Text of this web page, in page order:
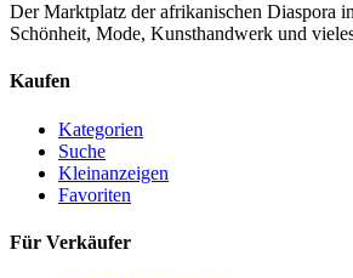
Der Marktplatz der afrikanischen Diaspora
Schönheit, Mode, Kunsthandwerk und
Kaufen
Kategorien
Suche
Kleinanzeigen
Favoriten
Für Verkäufer